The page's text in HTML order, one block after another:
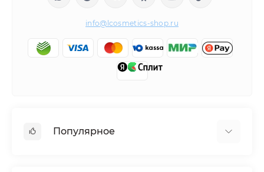
info@lcosmetics-shop.ru
Популярное